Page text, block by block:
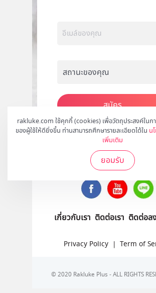
rakluke.com ใช้คุกกี้ (cookies) เพื่อวัตถุประสงค์ใน
ของผู้ใช้ให้ดียิ่งขึ้น ท่านสามารถศึกษารายละเอียดได้ใน น
เพิ่มเติม
ยอมรับ
สมัคร
ติดตามเราได้ที่
เกี่ยวกับเรา ติดต่อเรา ติดต่อล
Privacy Policy | Term of
© 2020 Rakluke Plus - ALL RIGHTS